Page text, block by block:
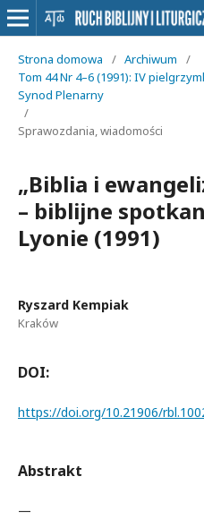
Strona domowa / Archiwum
/
Tom 44 Nr 4–6 (1991): IV
Synod Plenarny
/
Sprawozdania, wiadomości
„Biblia i
– biblijne
Lyonie (1991)
Ryszard Kempiak
Kraków
DOI:
https://doi.org/10.21906/
Abstrakt
—